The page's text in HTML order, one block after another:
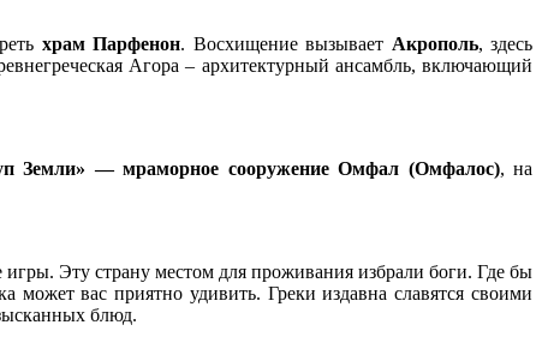
храм Парфенон. Восхищение вызывает Акрополь, здесь
Агора – архитектурный ансамбль, включающий
Земли» — мраморное сооружение Омфал (Омфалос), на
Эту страну местом для проживания избрали боги. Где бы
может вас приятно удивить. Греки издавна славятся своими
блюд.